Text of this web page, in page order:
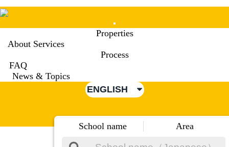
Mobile
Menu
Properties
About Services
Process
FAQ
News & Topics
ENGLISH
School name Area